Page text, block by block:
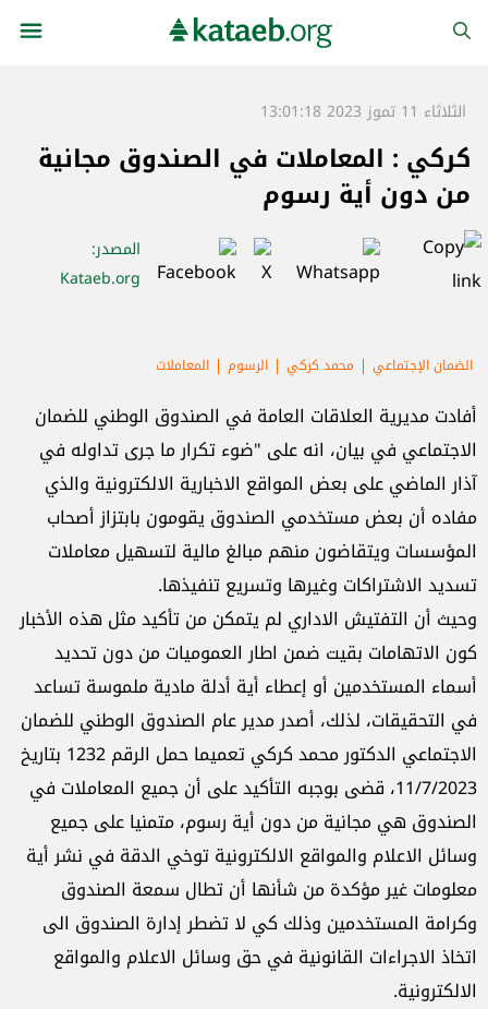
الثلاثاء 11 تموز 2023 13:01:18
كركي : المعاملات في الصندوق مجانية
من دون أية رسوم
المصدر:
Kataeb.org
الضمان الإجتماعي محمد كركي الرسوم المعاملات
أفادت مديرية العلاقات العامة في الصندوق الوطني للضمان
الاجتماعي في بيان، انه على "ضوء تكرار ما جرى تداوله في
آذار الماضي على بعض المواقع الاخبارية الالكترونية والذي
مفاده أن بعض مستخدمي الصندوق يقومون بابتزاز أصحاب
المؤسسات ويتقاضون منهم مبالغ مالية لتسهيل معاملات
تسديد الاشتراكات وغيرها وتسريع تنفيذها.
وحيث أن التفتيش الاداري لم يتمكن من تأكيد مثل هذه الأخبار
كون الاتهامات بقيت ضمن اطار العموميات من دون تحديد
أسماء المستخدمين أو إعطاء أية أدلة مادية ملموسة تساعد
في التحقيقات، لذلك، أصدر مدير عام الصندوق الوطني للضمان
الاجتماعي الدكتور محمد كركي تعميما حمل الرقم 1232 بتاريخ
11/7/2023، قضى بوجبه التأكيد على أن جميع المعاملات في
الصندوق هي مجانية من دون أية رسوم، متمنيا على جميع
وسائل الاعلام والمواقع الالكترونية توخي الدقة في نشر أية
معلومات غير مؤكدة من شأنها أن تطال سمعة الصندوق
وكرامة المستخدمين وذلك كي لا تضطر إدارة الصندوق الى
اتخاذ الاجراءات القانونية في حق وسائل الاعلام والمواقع
الالكترونية.